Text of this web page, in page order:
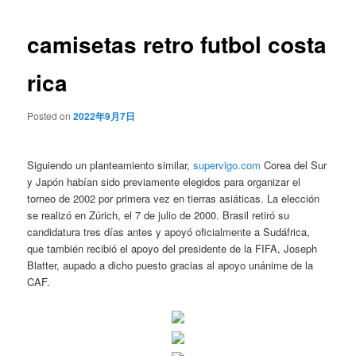
camisetas retro futbol costa
rica
Posted on2022年9月7日
Siguiendo un planteamiento similar,supervigo.com Corea del Sur
y Japón habían sido previamente elegidos para organizar el
torneo de 2002 por primera vez en tierras asiáticas. La elección
se realizó en Zúrich, el 7 de julio de 2000. Brasil retiró su
candidatura tres días antes y apoyó oficialmente a Sudáfrica,
que también recibió el apoyo del presidente de la FIFA, Joseph
Blatter, aupado a dicho puesto gracias al apoyo unánime de la
CAF.